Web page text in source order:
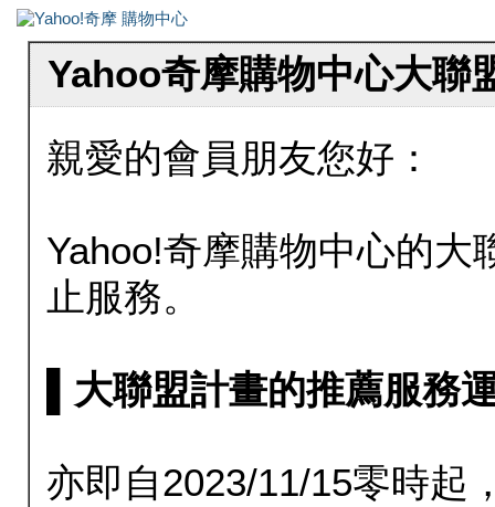
Yahoo奇摩購物中心大聯
親愛的會員朋友您好：
Yahoo!奇摩購物中心的大
止服務。
▌大聯盟計畫的推薦服務
亦即自2023/11/15零時起